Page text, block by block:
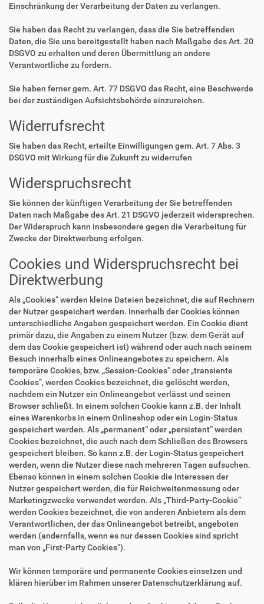
Einschränkung der Verarbeitung der Daten zu verlangen.
Sie haben das Recht zu verlangen, dass die Sie betreffenden
Daten, die Sie uns bereitgestellt haben nach Maßgabe des Art. 20
DSGVO zu erhalten und deren Übermittlung an andere
Verantwortliche zu fordern.
Sie haben ferner gem. Art. 77 DSGVO das Recht, eine Beschwerde
bei der zuständigen Aufsichtsbehörde einzureichen.
Widerrufsrecht
Sie haben das Recht, erteilte Einwilligungen gem. Art. 7 Abs. 3
DSGVO mit Wirkung für die Zukunft zu widerrufen
Widerspruchsrecht
Sie können der künftigen Verarbeitung der Sie betreffenden
Daten nach Maßgabe des Art. 21 DSGVO jederzeit widersprechen.
Der Widerspruch kann insbesondere gegen die Verarbeitung für
Zwecke der Direktwerbung erfolgen.
Cookies und Widerspruchsrecht bei
Direktwerbung
Als „Cookies“ werden kleine Dateien bezeichnet, die auf Rechnern
der Nutzer gespeichert werden. Innerhalb der Cookies können
unterschiedliche Angaben gespeichert werden. Ein Cookie dient
primär dazu, die Angaben zu einem Nutzer (bzw. dem Gerät auf
dem das Cookie gespeichert ist) während oder auch nach seinem
Besuch innerhalb eines Onlineangebotes zu speichern. Als
temporäre Cookies, bzw. „Session-Cookies“ oder „transiente
Cookies“, werden Cookies bezeichnet, die gelöscht werden,
nachdem ein Nutzer ein Onlineangebot verlässt und seinen
Browser schließt. In einem solchen Cookie kann z.B. der Inhalt
eines Warenkorbs in einem Onlineshop oder ein Login-Status
gespeichert werden. Als „permanent“ oder „persistent“ werden
Cookies bezeichnet, die auch nach dem Schließen des Browsers
gespeichert bleiben. So kann z.B. der Login-Status gespeichert
werden, wenn die Nutzer diese nach mehreren Tagen aufsuchen.
Ebenso können in einem solchen Cookie die Interessen der
Nutzer gespeichert werden, die für Reichweitenmessung oder
Marketingzwecke verwendet werden. Als „Third-Party-Cookie“
werden Cookies bezeichnet, die von anderen Anbietern als dem
Verantwortlichen, der das Onlineangebot betreibt, angeboten
werden (andernfalls, wenn es nur dessen Cookies sind spricht
man von „First-Party Cookies“).
Wir können temporäre und permanente Cookies einsetzen und
klären hierüber im Rahmen unserer Datenschutzerklärung auf.